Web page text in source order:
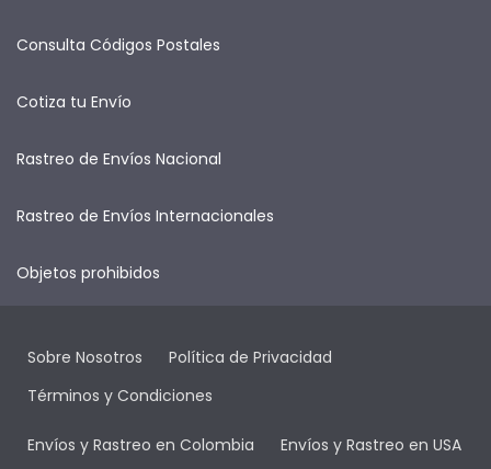
Consulta Códigos Postales
Cotiza tu Envío
Rastreo de Envíos Nacional
Rastreo de Envíos Internacionales
Objetos prohibidos
Sobre Nosotros
Política de Privacidad
Términos y Condiciones
Envíos y Rastreo en Colombia Envíos y Rastreo en USA